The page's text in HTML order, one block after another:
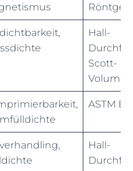
Hall-
Scott-
ASTM
Hall-